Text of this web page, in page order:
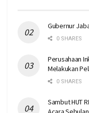
Gubernur
0 SHARES
Perusahaan
Melakukan
0 SHARES
Sambut HUT